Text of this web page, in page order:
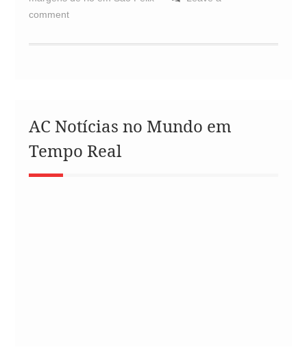
comment
AC Notícias no Mundo em
Tempo Real